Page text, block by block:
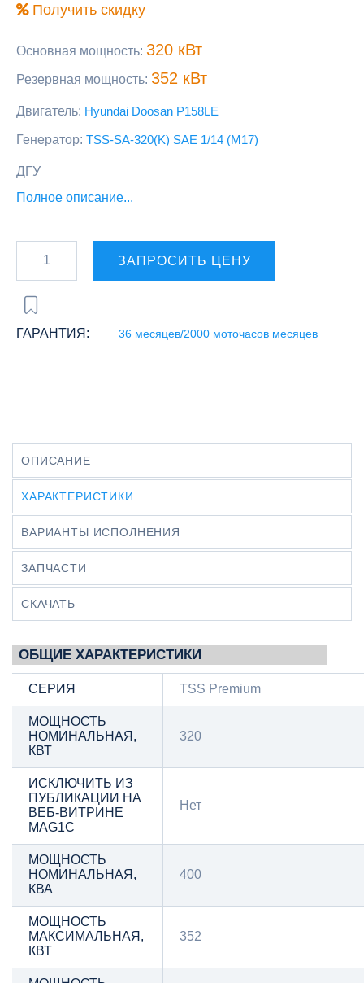
Получить скидку
Основная мощность: 320 кВт
Резервная мощность: 352 кВт
Двигатель: Hyundai Doosan P158LE
Генератор: TSS-SA-320(K) SAE 1/14 (М17)
ДГУ
Полное описание...
ЗАПРОСИТЬ ЦЕНУ
ГАРАНТИЯ: 36 месяцев/2000 моточасов месяцев
ОПИСАНИЕ
ХАРАКТЕРИСТИКИ
ВАРИАНТЫ ИСПОЛНЕНИЯ
ЗАПЧАСТИ
СКАЧАТЬ
ОБЩИЕ ХАРАКТЕРИСТИКИ
СЕРИЯ TSS Premium
МОЩНОСТЬ
НОМИНАЛЬНАЯ,
КВТ
320
ИСКЛЮЧИТЬ ИЗ
ПУБЛИКАЦИИ НА
ВЕБ-ВИТРИНЕ
MAG1C
Нет
МОЩНОСТЬ
НОМИНАЛЬНАЯ,
КВА
400
МОЩНОСТЬ
МАКСИМАЛЬНАЯ,
КВТ
352